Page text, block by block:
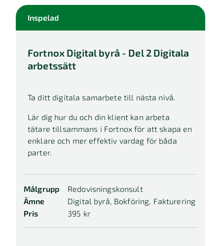
Inspelad
Fortnox Digital byrå - Del 2 Digitala
arbetssätt
Ta ditt digitala samarbete till nästa nivå.
Lär dig hur du och din klient kan arbeta
tätare tillsammans i Fortnox för att skapa en
enklare och mer effektiv vardag för båda
parter.
Målgrupp
Redovisningskonsult
Ämne
Digital byrå, Bokföring, Fakturering
Pris
395 kr